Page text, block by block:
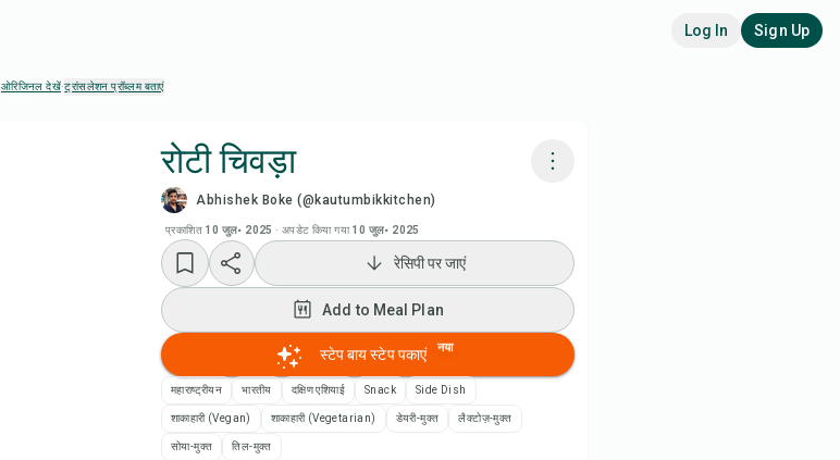
Log In Sign Up
ओरिजिनल देखें·ट्रांसलेशन प्रॉब्लम बताएं
रोटी चिवड़ा
Abhishek Boke (@kautumbikkitchen)
प्रकाशित 10 जुल॰ 2025 ·अपडेट किया गया 10 जुल॰ 2025
रेसिपी वीडियो देखें
Add to Meal Plan
Add to Shopping List
रेसिपी पर जाएं
Add to Meal Plan
स्टेप बाय स्टेप पकाएं नया
महाराष्ट्रीयन भारतीय दक्षिण एशियाई Snack Side Dish
शाकाहारी (Vegan) शाकाहारी (Vegetarian) डेयरी-मुक्त लैक्टोज़-मुक्त
सोया-मुक्त
तिल-मुक्त